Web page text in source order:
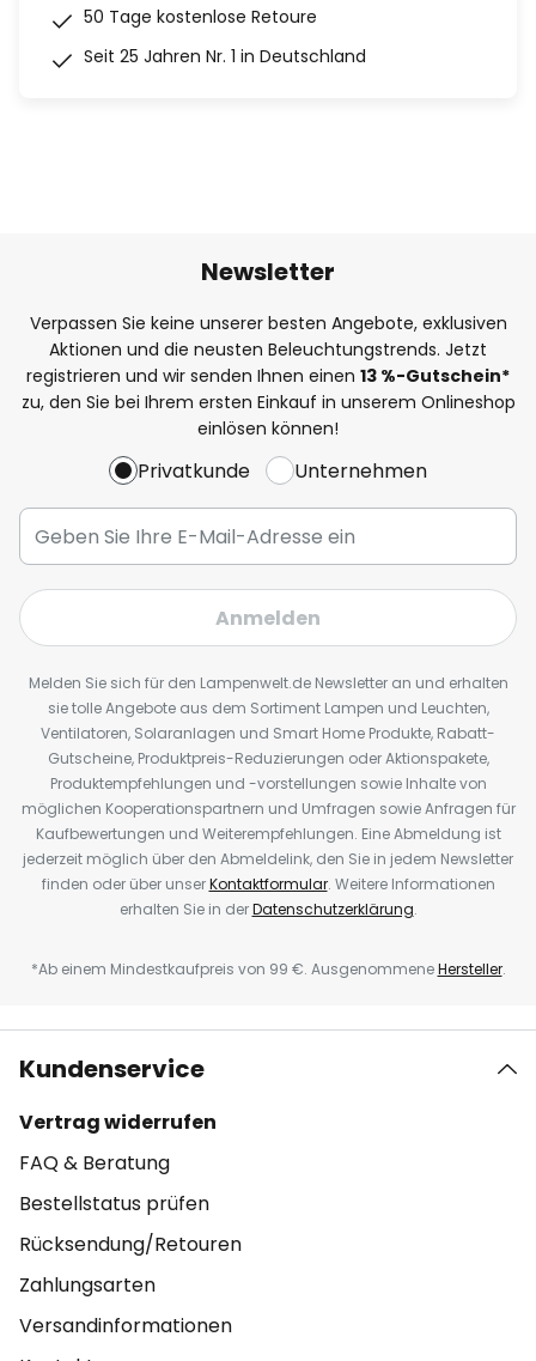
50 Tage kostenlose Retoure
Seit 25 Jahren Nr. 1 in Deutschland
Newsletter
Verpassen Sie keine unserer besten Angebote, exklusiven
Aktionen und die neusten Beleuchtungstrends. Jetzt
registrieren und wir senden Ihnen einen 13 %-Gutschein*
zu, den Sie bei Ihrem ersten Einkauf in unserem Onlineshop
einlösen können!
Privatkunde Unternehmen
Anmelden
Melden Sie sich für den Lampenwelt.de Newsletter an und erhalten
sie tolle Angebote aus dem Sortiment Lampen und Leuchten,
Ventilatoren, Solaranlagen und Smart Home Produkte, Rabatt-
Gutscheine, Produktpreis-Reduzierungen oder Aktionspakete,
Produktempfehlungen und -vorstellungen sowie Inhalte von
möglichen Kooperationspartnern und Umfragen sowie Anfragen für
Kaufbewertungen und Weiterempfehlungen. Eine Abmeldung ist
jederzeit möglich über den Abmeldelink, den Sie in jedem Newsletter
finden oder über unserKontaktformular. Weitere Informationen
erhalten Sie in derDatenschutzerklärung.
*Ab einem Mindestkaufpreis von 99 €. AusgenommeneHersteller.
Kundenservice
Vertrag widerrufen
FAQ & Beratung
Bestellstatus prüfen
Rücksendung/Retouren
Zahlungsarten
Versandinformationen